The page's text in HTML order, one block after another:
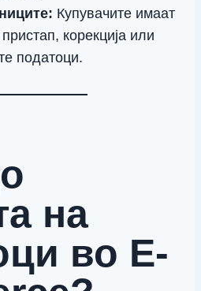
Купувачите имаат
корекција или
податоци.
на
во E-